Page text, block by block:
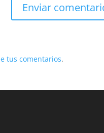
tus comentarios.